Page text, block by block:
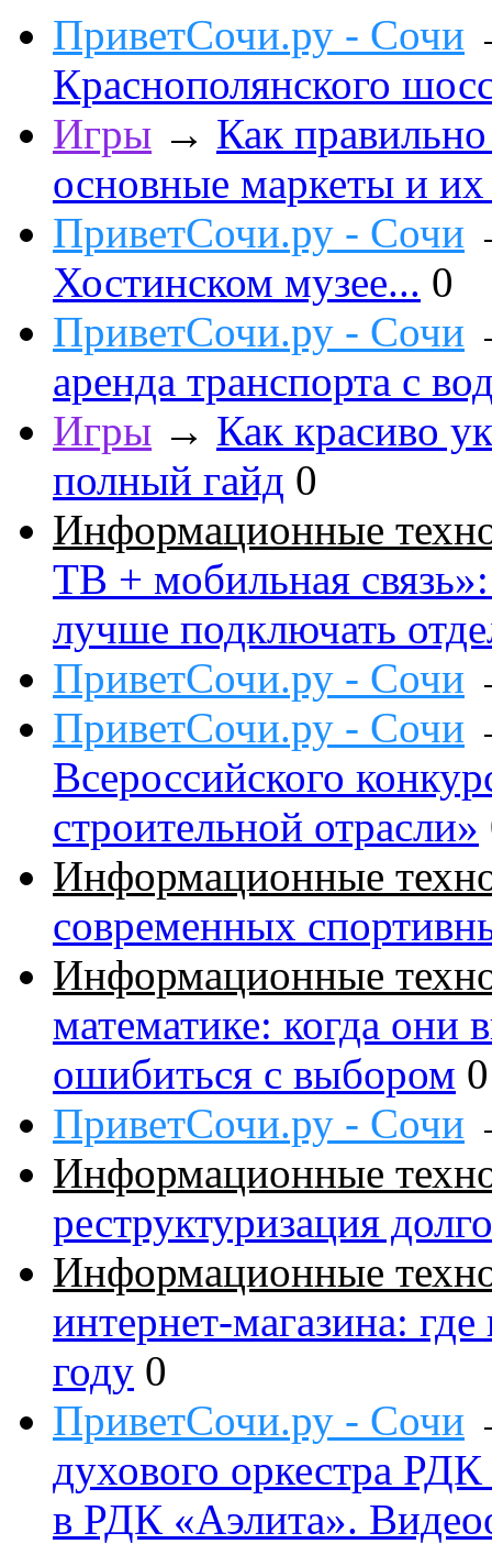
ПриветСочи.ру - Сочи
Краснополянского
Игры → Как
основные маркеты и
ПриветСочи.ру - Сочи
Хостинском музее... 0
ПриветСочи.ру - Сочи
аренда транспорта с
Игры → Как красиво
полный гайд 0
Информационные
ТВ + мобильная
лучше подключать
ПриветСочи.ру - Сочи
ПриветСочи.ру - Сочи
Всероссийского
строительной отрасли»
Информационные
современных
Информационные
математике: когда они
ошибиться с выбором 0
ПриветСочи.ру - Сочи
Информационные
реструктуризация
Информационные
интернет-магазина:
году 0
ПриветСочи.ру - Сочи
духового оркестра
в РДК «Аэлита».